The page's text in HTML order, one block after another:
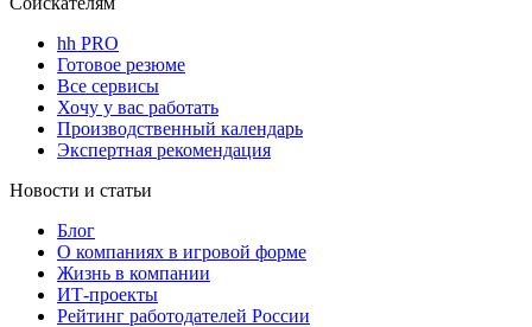
hh PRO
Готовое резюме
Все сервисы
Хочу у вас работать
Производственный календарь
Экспертная рекомендация
Новости и статьи
Блог
О компаниях в игровой форме
Жизнь в компании
ИТ-проекты
Рейтинг работодателей России